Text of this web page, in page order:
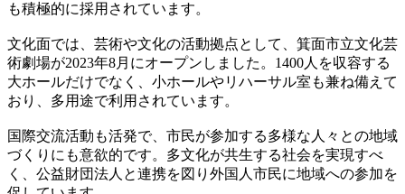
も積極的に採用されています。
文化面では、芸術や文化の活動拠点として、箕面市立文化芸
術劇場が2023年8月にオープンしました。1400人を収容する
大ホールだけでなく、小ホールやリハーサル室も兼ね備えて
おり、多用途で利用されています。
国際交流活動も活発で、市民が参加する多様な人々との地域
づくりにも意欲的です。多文化が共生する社会を実現すべ
く、公益財団法人と連携を図り外国人市民に地域への参加を